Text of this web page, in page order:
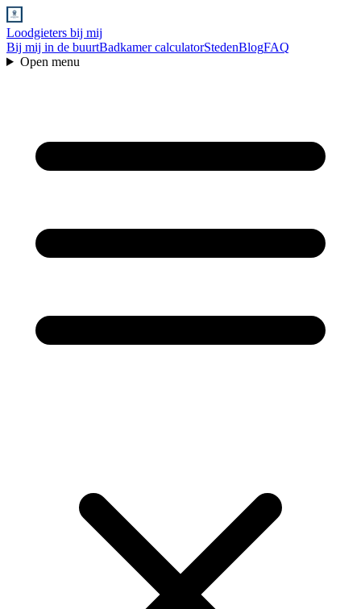
Loodgieters bij mij
Bij mij in de buurtBadkamer calculatorStedenBlogFAQ
Open menu